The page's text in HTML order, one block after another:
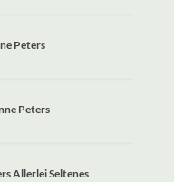
Peters
Peters
Allerlei Seltenes